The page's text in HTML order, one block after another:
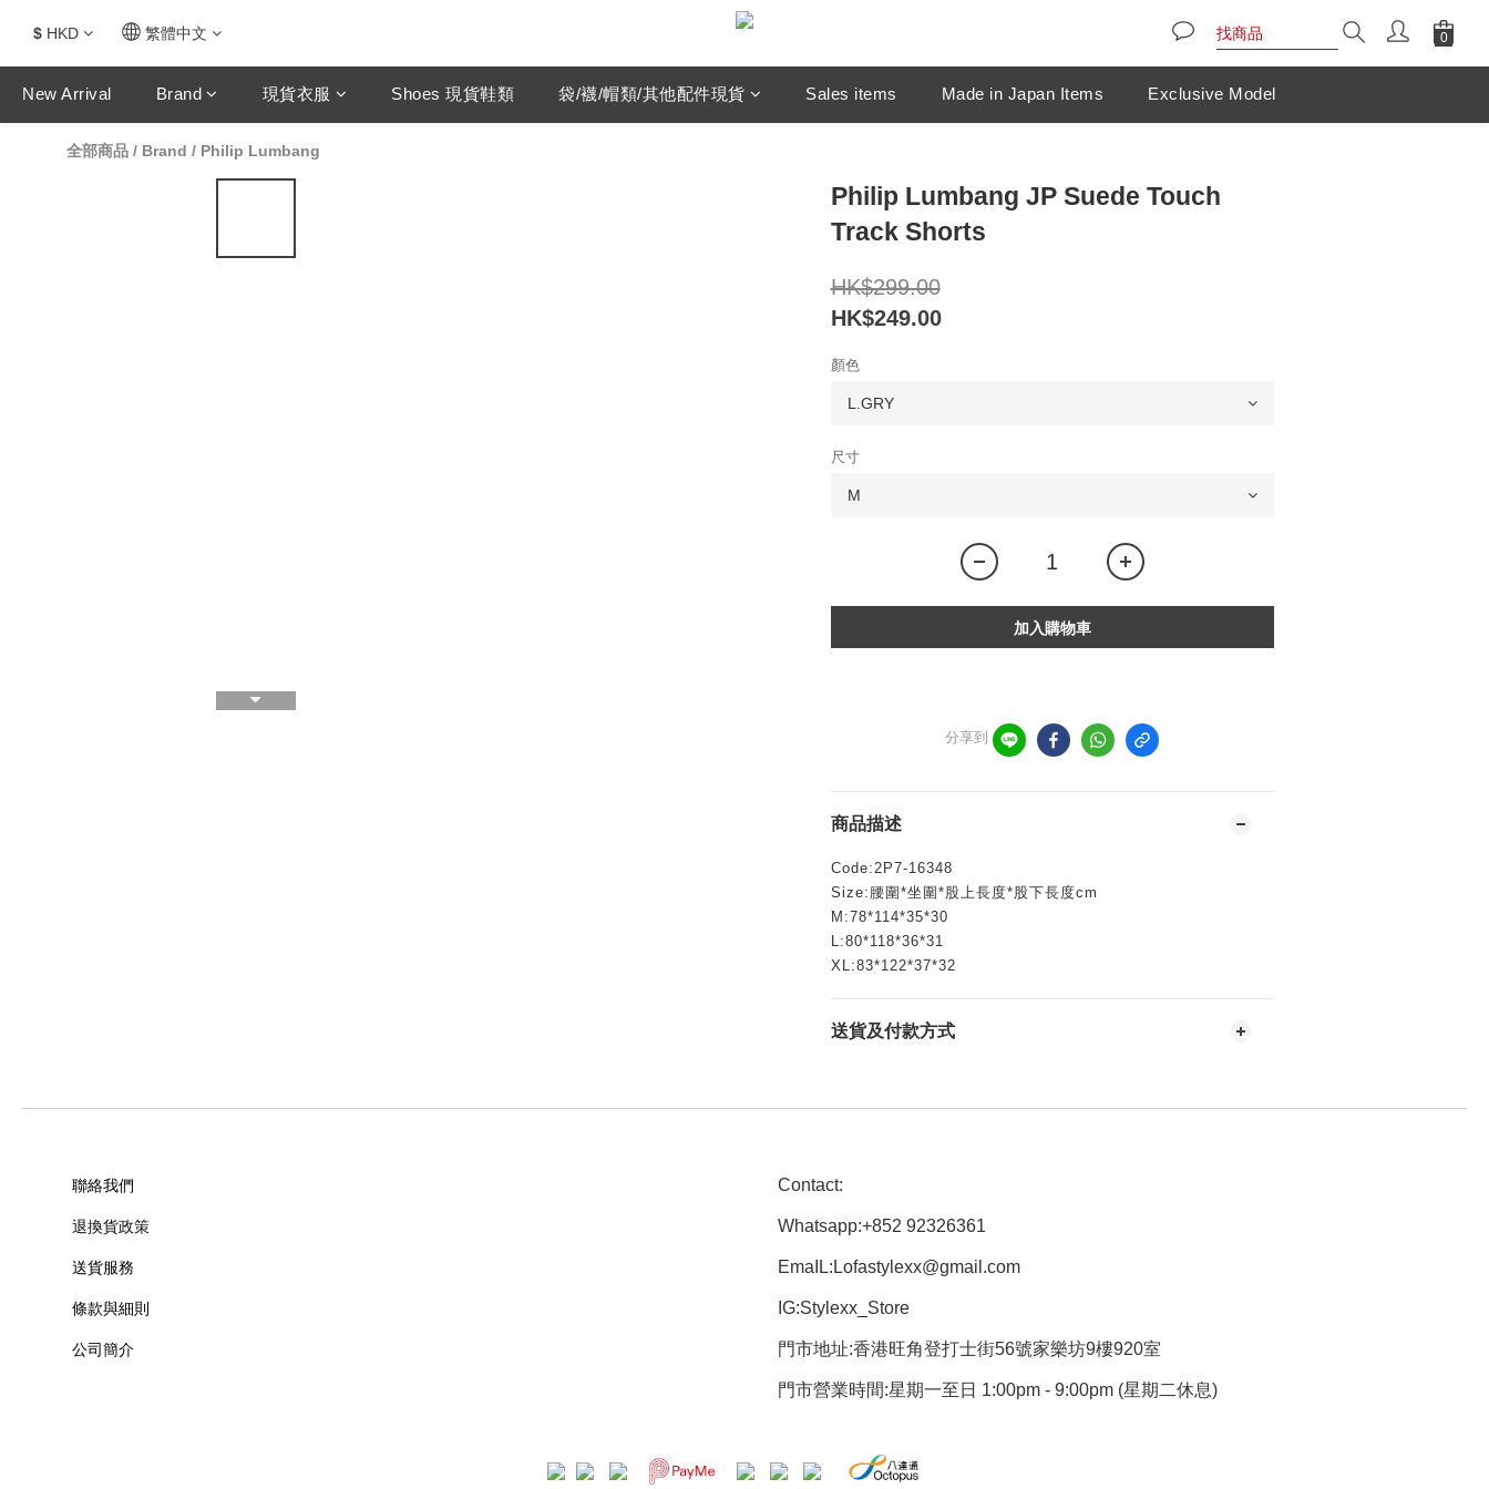
$ HKD 繁體中文
New Arrival Brand 現貨衣服 Shoes 現貨鞋類 袋/襪/帽類/其他配件現貨 Sales items Made in Japan Items Exclusive Model
全部商品 / Brand / Philip Lumbang
Philip Lumbang JP Suede Touch
Track Shorts
HK$299.00
HK$249.00
顏色
尺寸
加入購物車
分享到
商品描述
Code:2P7-16348
Size:腰圍*坐圍*股上長度*股下長度cm
M:78*114*35*30
L:80*118*36*31
XL:83*122*37*32
送貨及付款方式
聯絡我們
退換貨政策
送貨服務
條款與細則
公司簡介
Contact:
Whatsapp:+852 92326361
EmaIL:Lofastylexx@gmail.com
IG:Stylexx_Store
門市地址:香港旺角登打士街56號家樂坊9樓920室
門市營業時間:星期一至日 1:00pm - 9:00pm (星期二休息)